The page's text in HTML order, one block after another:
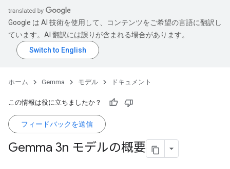
Google は AI 技術を使用して、コンテンツをご希望の言語に翻訳し
ています。AI 翻訳には誤りが含まれる場合があります。
ホーム Gemma モデル ドキュメント
この情報は役に立ちましたか？
フィードバックを送信
Gemma 3n モデルの概要